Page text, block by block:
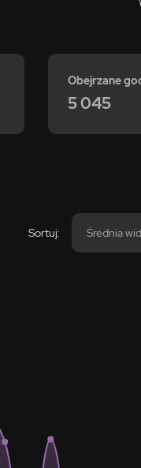
Obejrzane
5 045
Sortuj: